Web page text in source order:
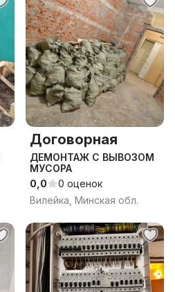
Договорная
ДЕМОНТАЖ С ВЫВОЗОМ
МУСОРА
0,0
0 оценок
Вилейка, Минская обл.